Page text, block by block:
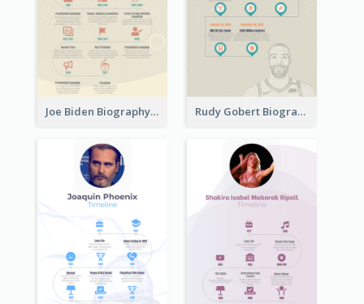
Joe Biden Biography Timeline Rudy Gobert Biography Timeline